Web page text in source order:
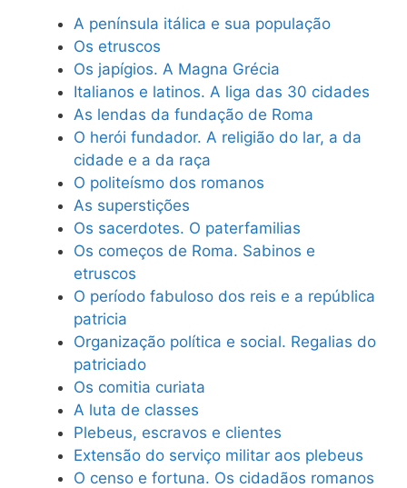
A península itálica e sua população
Os etruscos
Os japígios. A Magna Grécia
Italianos e latinos. A liga das 30 cidades
As lendas da fundação de Roma
O herói fundador. A religião do lar, a da
cidade e a da raça
O politeísmo dos romanos
As superstições
Os sacerdotes. O paterfamilias
Os começos de Roma. Sabinos e
etruscos
O período fabuloso dos reis e a república
patricia
Organização política e social. Regalias do
patriciado
Os comitia curiata
A luta de classes
Plebeus, escravos e clientes
Extensão do serviço militar aos plebeus
O censo e fortuna. Os cidadãos romanos